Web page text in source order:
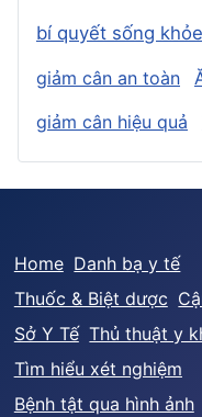
bí quyết sống khỏe
giảm cân an toàn
giảm cân hiệu quả
Home Danh bạ y tế
Thuốc & Biệt dược
Sở Y Tế Thủ thuật y
Tìm hiểu xét nghiệm
Bệnh tật qua hình ảnh